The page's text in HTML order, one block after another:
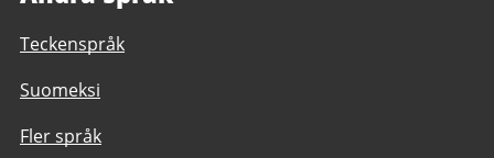
Teckenspråk
Suomeksi
Fler språk